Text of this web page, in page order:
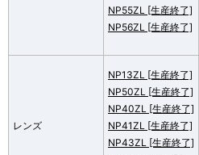
NP55ZL [生産終了]
NP56ZL [生産終了]
レンズ
NP13ZL [生産終了]
NP50ZL [生産終了]
NP40ZL [生産終了]
NP41ZL [生産終了]
NP43ZL [生産終了]